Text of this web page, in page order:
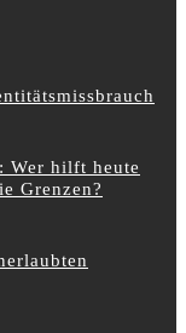
Wer hilft heute
Grenzen?